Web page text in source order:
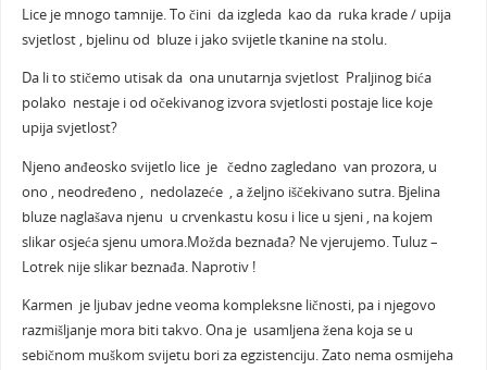
Lice je mnogo tamnije. To čini da izgleda kao da ruka krade / upija
svjetlost , bjelinu od bluze i jako svijetle tkanine na stolu.
Da li to stičemo utisak da ona unutarnja svjetlost Praljinog bića
polako nestaje i od očekivanog izvora svjetlosti postaje lice koje
upija svjetlost?
Njeno anđeosko svijetlo lice je čedno zagledano van prozora, u
ono , neodređeno , nedolazeće , a željno iščekivano sutra. Bjelina
bluze naglašava njenu u crvenkastu kosu i lice u sjeni , na kojem
slikar osjeća sjenu umora.Možda beznađa? Ne vjerujemo. Tuluz –
Lotrek nije slikar beznađa. Naprotiv !
Karmen je ljubav jedne veoma kompleksne ličnosti, pa i njegovo
razmišljanje mora biti takvo. Ona je usamljena žena koja se u
sebičnom muškom svijetu bori za egzistenciju. Zato nema osmijeha